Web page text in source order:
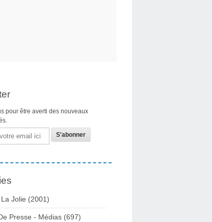
pour être averti des nouveaux
Jolie (2001)
Presse - Médias (697)